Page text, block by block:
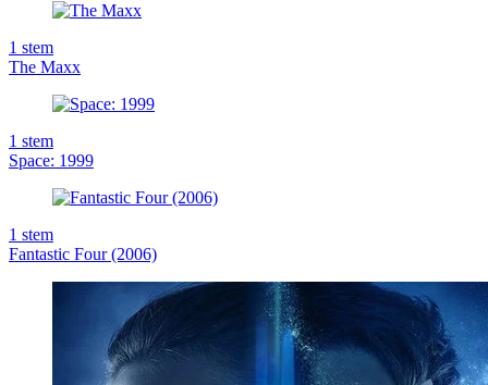
1 stem
The Maxx
1 stem
Space: 1999
1 stem
Fantastic Four (2006)